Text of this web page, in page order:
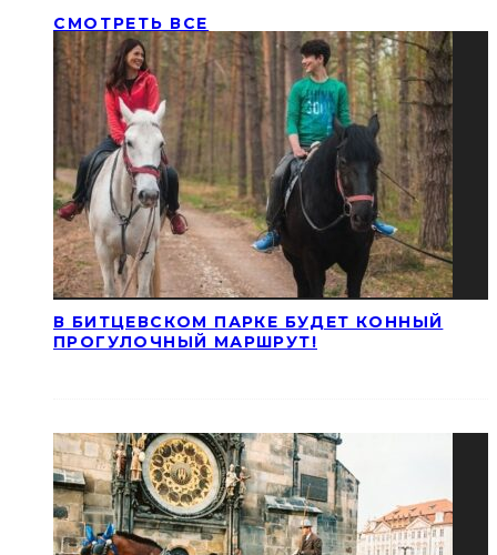
СМОТРЕТЬ ВСЕ
В БИТЦЕВСКОМ ПАРКЕ БУДЕТ КОННЫЙ
ПРОГУЛОЧНЫЙ МАРШРУТ!